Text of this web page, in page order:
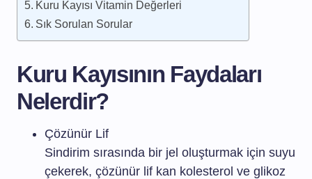
Kuru Kayısı Vitamin Değerleri
Sık Sorulan Sorular
Kuru Kayısının Faydaları
Nelerdir?
Çözünür Lif
Sindirim sırasında bir jel oluşturmak için suyu
çekerek, çözünür lif kan kolesterol ve glikoz